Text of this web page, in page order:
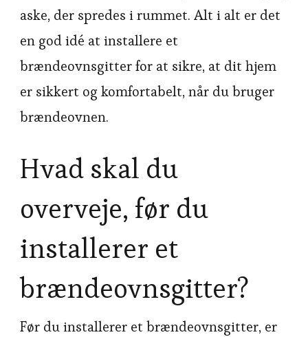
aske, der spredes i rummet. Alt i alt er det
en god idé at installere et
brændeovnsgitter for at sikre, at dit hjem
er sikkert og komfortabelt, når du bruger
brændeovnen.
Hvad skal du
overveje, før du
installerer et
brændeovnsgitter?
Før du installerer et brændeovnsgitter, er